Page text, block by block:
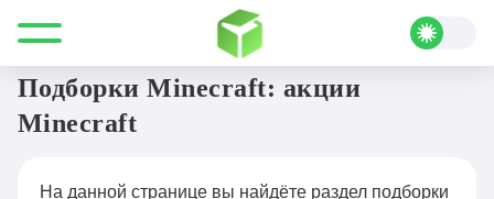
Все для Minecraft акции Minecraft
Подборки Minecraft: акции
Minecraft
На данной странице вы найдёте раздел подборки